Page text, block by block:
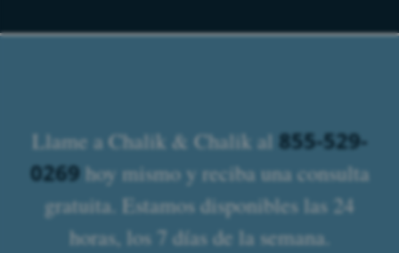
Llame a Chalik & Chalik al 855-529-
0269hoy mismo y reciba una consulta
gratuita. Estamos disponibles las 24
horas, los 7 días de la semana.